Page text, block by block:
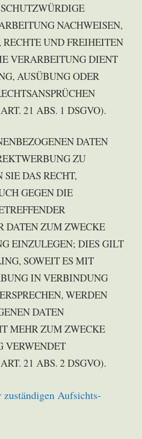
NACHWEISEN,
UND FREIHEITEN
VERARBEITUNG DIENT
AUSÜBUNG ODER
21 ABS. 1 DSGVO).
DATEN
ZU
DAS RECHT,
GEGEN DIE
DATEN ZUM ZWECKE
EINZULEGEN; DIES GILT
SOWEIT ES MIT
IN VERBINDUNG
WERDEN
DATEN
MEHR ZUM ZWECKE
VERWENDET
21 ABS. 2 DSGVO).
zuständigen Aufsichts­